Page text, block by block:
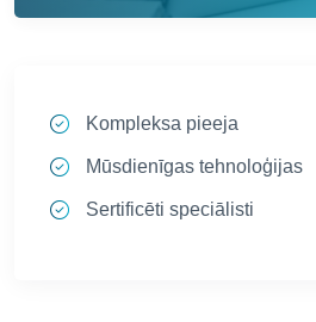
Kompleksa pieeja
Mūsdienīgas tehnoloģijas
Sertificēti speciālisti